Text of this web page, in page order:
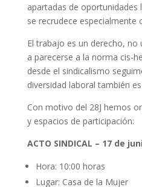
apartadas de oportunidades
se recrudece especialmente
El trabajo es un derecho, no
a parecerse a la norma cis-
desde el sindicalismo
diversidad laboral también
Con motivo del 28J hemos
y espacios de participación:
ACTO SINDICAL – 17 de
Hora: 10:00 horas
Lugar: Casa de la Mujer